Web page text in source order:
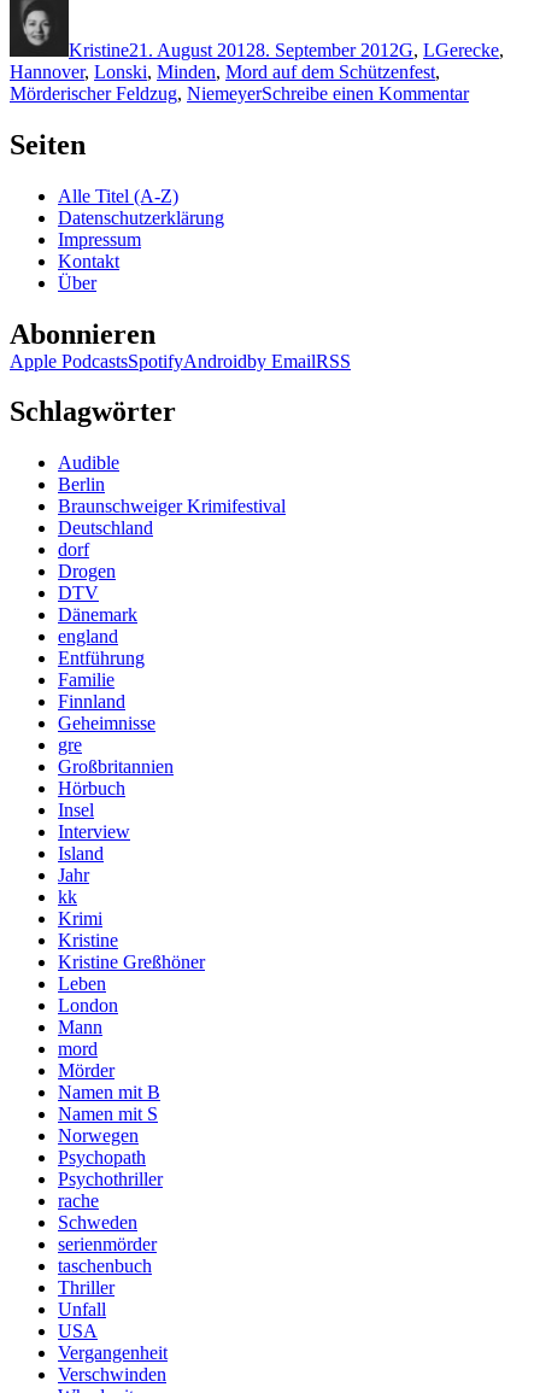
Kristine21. August 20128. September 2012G, LGerecke,
Hannover, Lonski, Minden, Mord auf dem Schützenfest,
Mörderischer Feldzug, NiemeyerSchreibe einen Kommentarzu
Seiten
Alle Titel (A-Z)
Datenschutzerklärung
Impressum
Kontakt
Über
Abonnieren
Apple PodcastsSpotifyAndroidby EmailRSS
Schlagwörter
Audible
Berlin
Braunschweiger Krimifestival
Deutschland
dorf
Drogen
DTV
Dänemark
england
Entführung
Familie
Finnland
Geheimnisse
gre
Großbritannien
Hörbuch
Insel
Interview
Island
Jahr
kk
Krimi
Kristine
Kristine Greßhöner
Leben
London
Mann
mord
Mörder
Namen mit B
Namen mit S
Norwegen
Psychopath
Psychothriller
rache
Schweden
serienmörder
taschenbuch
Thriller
Unfall
USA
Vergangenheit
Verschwinden